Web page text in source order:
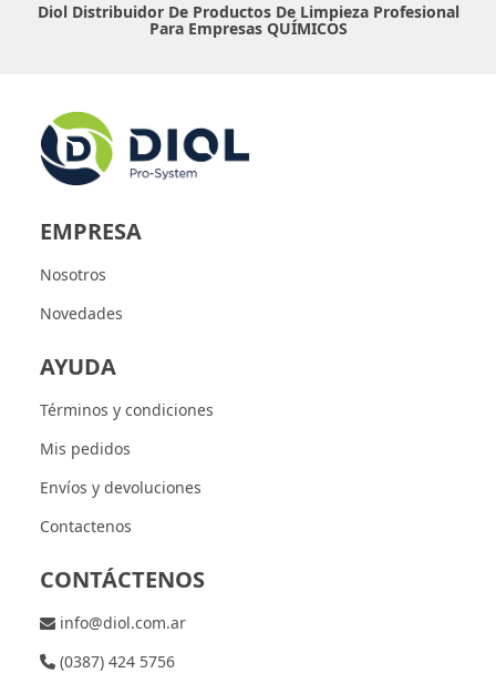
Diol Distribuidor De Productos De Limpieza Profesional
Para Empresas QUÍMICOS
EMPRESA
Nosotros
Novedades
AYUDA
Términos y condiciones
Mis pedidos
Envíos y devoluciones
Contactenos
CONTÁCTENOS
info@diol.com.ar
(0387) 424 5756